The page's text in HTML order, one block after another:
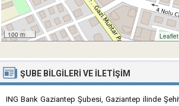
100 m Leaflet
ŞUBE BILGILERI VE İLETIŞIM
ING Bank Gaziantep Şubesi, Gaziantep ilinde